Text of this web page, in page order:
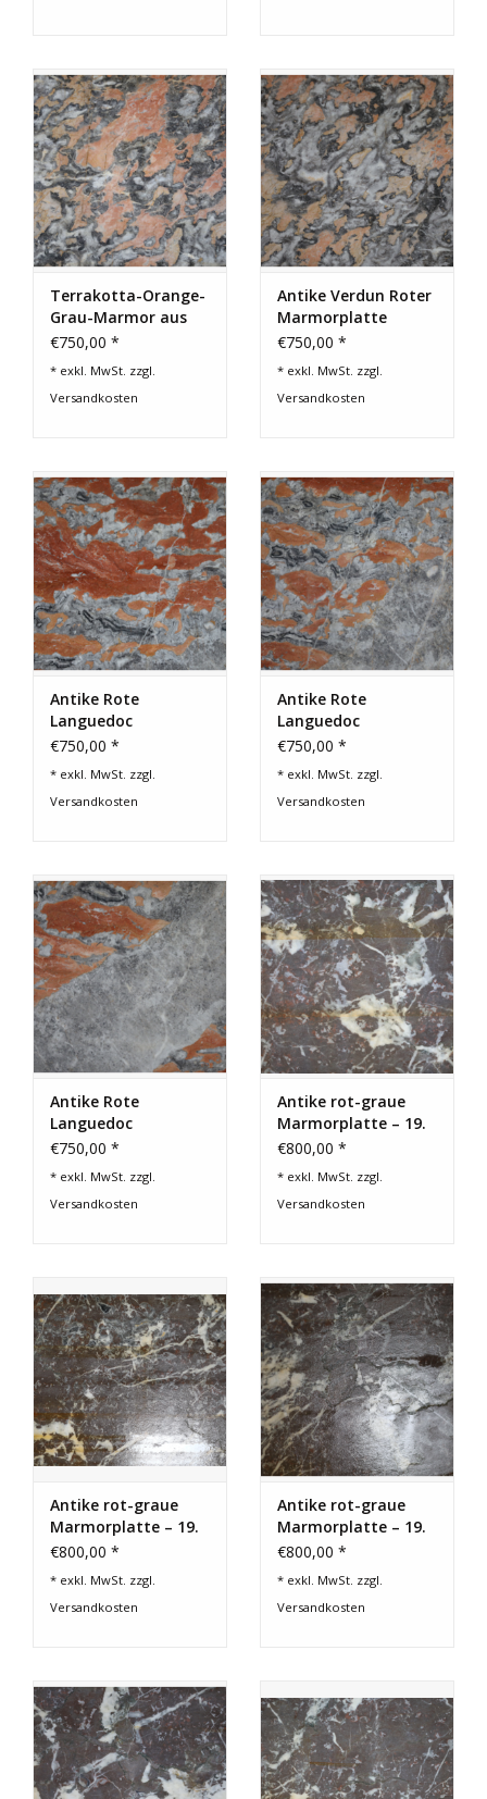
Terrakotta-Orange-
Grau-Marmor aus
Frankreich
€750,00 *
* exkl. MwSt. zzgl.
Versandkosten
Antike Verdun Roter
Marmorplatte
€750,00 *
* exkl. MwSt. zzgl.
Versandkosten
Antike Rote
Languedoc
Marmortafel
€750,00 *
* exkl. MwSt. zzgl.
Versandkosten
Antike Rote
Languedoc
Marmortafel
€750,00 *
* exkl. MwSt. zzgl.
Versandkosten
Antike Rote
Languedoc
Marmortafel
€750,00 *
* exkl. MwSt. zzgl.
Versandkosten
Antike rot-graue
Marmorplatte – 19.
Jahrhundert
€800,00 *
* exkl. MwSt. zzgl.
Versandkosten
Antike rot-graue
Marmorplatte – 19.
Jahrhundert
€800,00 *
* exkl. MwSt. zzgl.
Versandkosten
Antike rot-graue
Marmorplatte – 19.
Jahrhundert
€800,00 *
* exkl. MwSt. zzgl.
Versandkosten